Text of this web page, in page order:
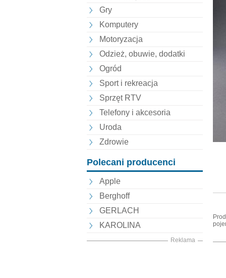
Gry
Komputery
Motoryzacja
Odzież, obuwie, dodatki
Ogród
Sport i rekreacja
Sprzęt RTV
Telefony i akcesoria
Uroda
Zdrowie
Polecani producenci
Apple
Berghoff
GERLACH
KAROLINA
Reklama